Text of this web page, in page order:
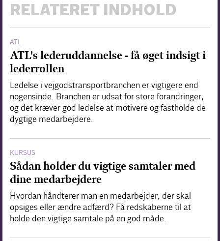
RELATERET INDHOLD
ATL
ATL's lederuddannelse - få øget indsigt i
lederrollen
Ledelse i vejgodstransportbranchen er vigtigere end
nogensinde. Branchen er udsat for store forandringer,
og det kræver god ledelse at motivere og fastholde de
dygtige medarbejdere.
KURSUS
Sådan holder du vigtige samtaler med
dine medarbejdere
Hvordan håndterer man en medarbejder, der skal
opsiges eller ændre adfærd? Få redskaberne til at
holde den vigtige samtale på en god måde.